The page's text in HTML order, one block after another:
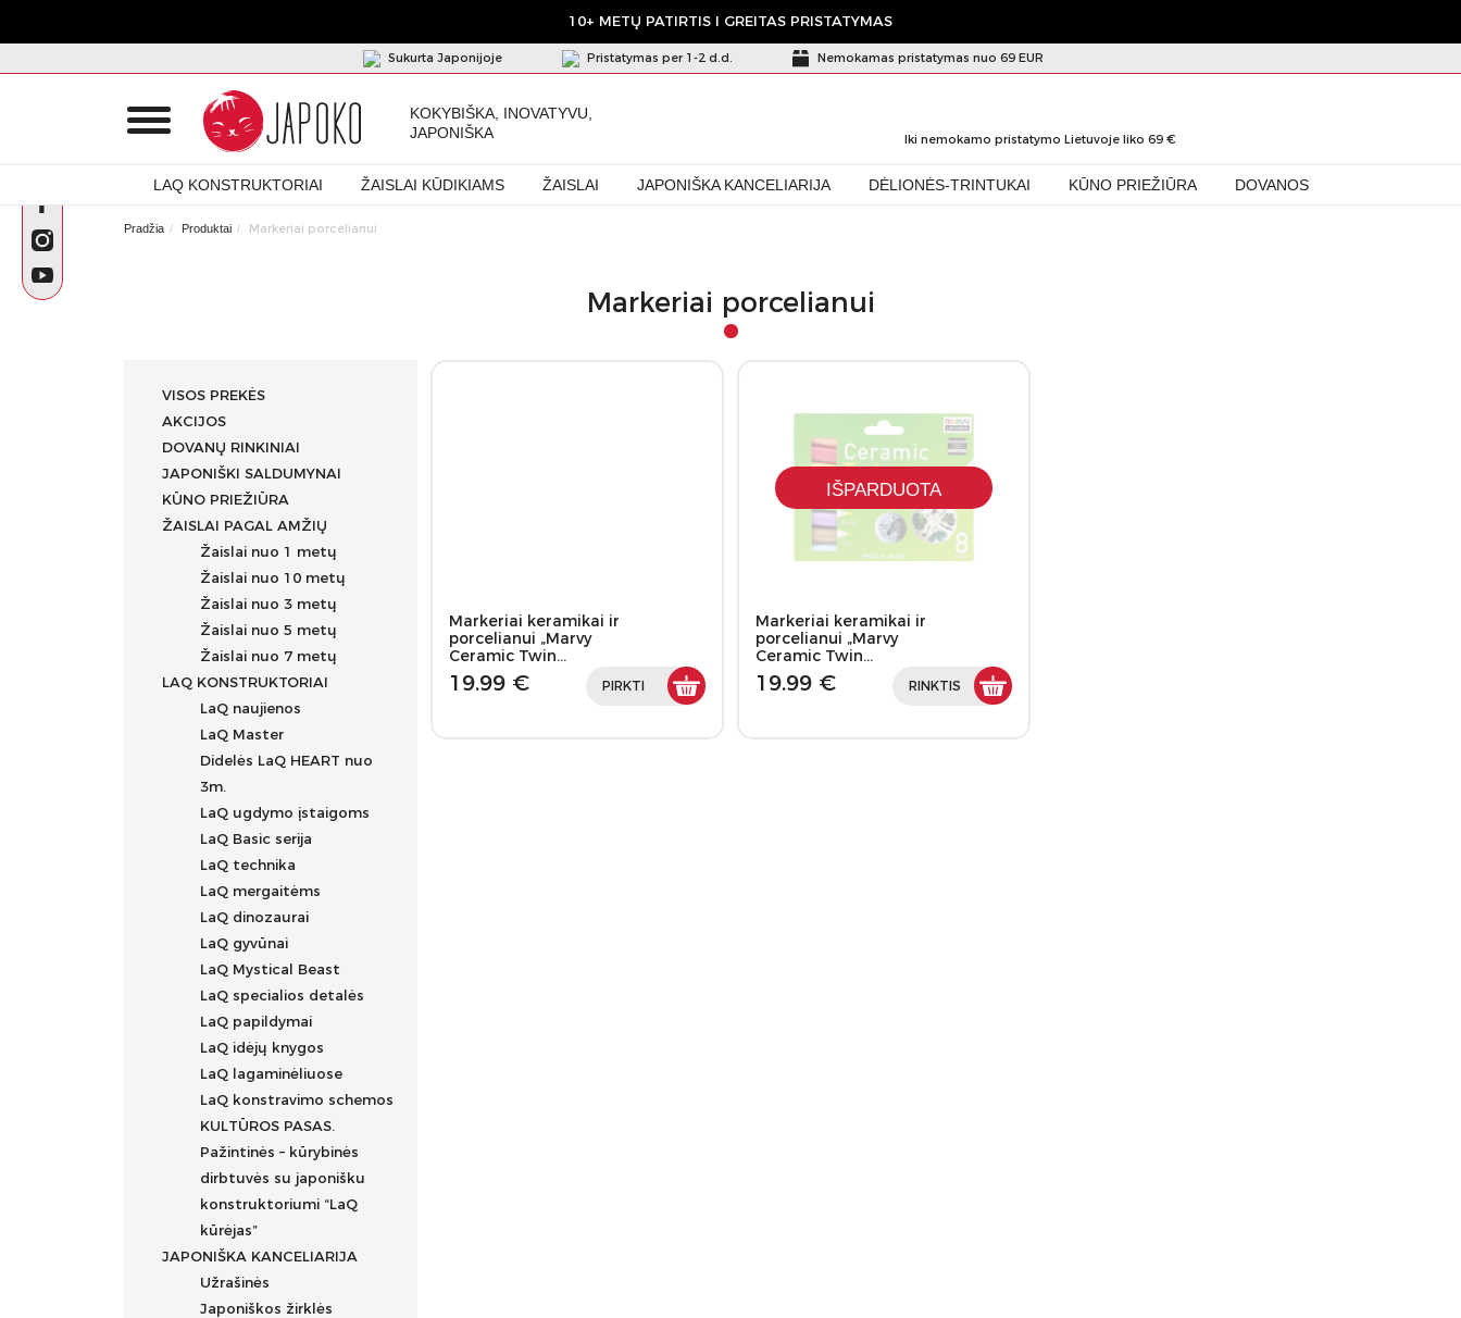
10+ METŲ PATIRTIS I GREITAS PRISTATYMAS
Sukurta Japonijoje Pristatymas per 1-2 d.d. Nemokamas pristatymas nuo 69 EUR
KOKYBIŠKA, INOVATYVU,
JAPONIŠKA
Iki nemokamo pristatymo Lietuvoje liko 69 €
LAQ KONSTRUKTORIAI ŽAISLAI KŪDIKIAMS ŽAISLAI JAPONIŠKA KANCELIARIJA DĖLIONĖS-TRINTUKAI KŪNO PRIEŽIŪRA DOVANOS
Pradžia Produktai Markeriai porcelianui
Markeriai porcelianui
VISOS PREKĖS
AKCIJOS
DOVANŲ RINKINIAI
JAPONIŠKI SALDUMYNAI
KŪNO PRIEŽIŪRA
ŽAISLAI PAGAL AMŽIŲ
Žaislai nuo 1 metų
Žaislai nuo 10 metų
Žaislai nuo 3 metų
Žaislai nuo 5 metų
Žaislai nuo 7 metų
LAQ KONSTRUKTORIAI
LaQ naujienos
LaQ Master
Didelės LaQ HEART nuo
3m.
LaQ ugdymo įstaigoms
LaQ Basic serija
LaQ technika
LaQ mergaitėms
LaQ dinozaurai
LaQ gyvūnai
LaQ Mystical Beast
LaQ specialios detalės
LaQ papildymai
LaQ idėjų knygos
LaQ lagaminėliuose
LaQ konstravimo schemos
KULTŪROS PASAS.
Pažintinės – kūrybinės
dirbtuvės su japonišku
konstruktoriumi “LaQ
kūrėjas”
JAPONIŠKA KANCELIARIJA
Užrašinės
Japoniškos žirklės
Markeriai keramikai ir
porcelianui „Marvy
Ceramic Twin…
19.99 € PIRKTI
IŠPARDUOTA
Markeriai keramikai ir
porcelianui „Marvy
Ceramic Twin…
19.99 € RINKTIS